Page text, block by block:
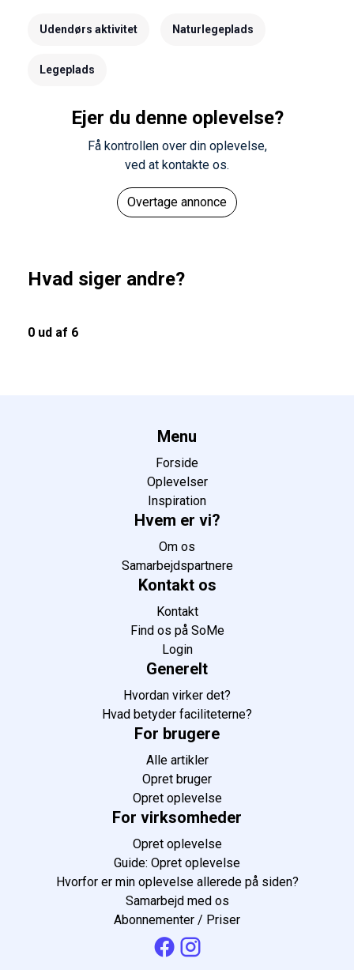
Udendørs aktivitet Naturlegeplads
Legeplads
Ejer du denne oplevelse?
Få kontrollen over din oplevelse,
ved at kontakte os.
Overtage annonce
Hvad siger andre?
0 ud af 6
Menu
Forside
Oplevelser
Inspiration
Hvem er vi?
Om os
Samarbejdspartnere
Kontakt os
Kontakt
Find os på SoMe
Login
Generelt
Hvordan virker det?
Hvad betyder faciliteterne?
For brugere
Alle artikler
Opret bruger
Opret oplevelse
For virksomheder
Opret oplevelse
Guide: Opret oplevelse
Hvorfor er min oplevelse allerede på siden?
Samarbejd med os
Abonnementer / Priser